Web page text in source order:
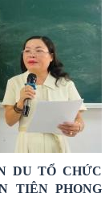
DU TỔ CHỨC
TIÊN PHONG